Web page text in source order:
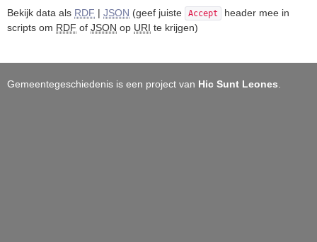
Bekijk data als RDF | JSON (geef juiste Accept
header mee in
scripts om RDF of JSON op URI te krijgen)
Gemeentegeschiedenis is een project van Hic Sunt Leones